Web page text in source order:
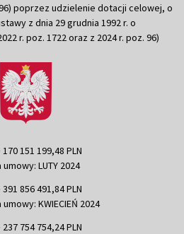
poprzez udzielenie dotacji celowej, o
z dnia 29 grudnia 1992 r. o
r. poz. 1722 oraz z 2024 r. poz. 96)
151 199,48 PLN
LUTY 2024
856 491,84 PLN
KWIECIEŃ 2024
754 754,24 PLN